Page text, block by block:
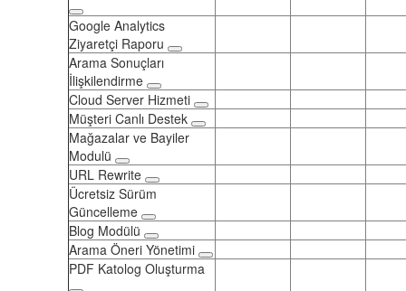
Google Analytics
Ziyaretçi Raporu
Arama Sonuçları
İlişkilendirme
Cloud Server Hizmeti
Müşteri Canlı Destek
Mağazalar ve Bayiler
Modulü
URL Rewrite
Ücretsiz Sürüm
Güncelleme
Blog Modülü
Arama Öneri Yönetimi
PDF Katolog Oluşturma